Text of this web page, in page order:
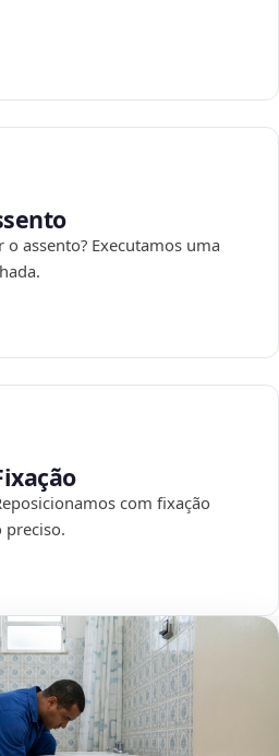
assento? Executamos uma
com fixação
preciso.